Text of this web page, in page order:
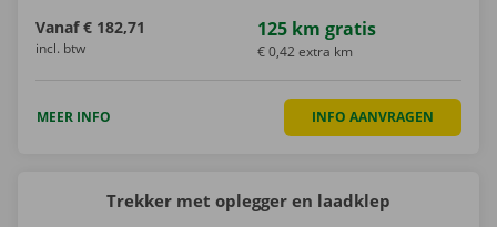
Vanaf € 182,71
incl. btw
125 km gratis
€ 0,42 extra km
MEER INFO INFO AANVRAGEN
Trekker met oplegger en laadklep